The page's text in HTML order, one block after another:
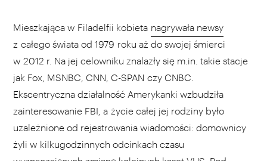
Mieszkająca w Filadelfii kobieta nagrywała newsy
z całego świata od 1979 roku aż do swojej śmierci
w 2012 r. Na jej celowniku znalazły się m.in. takie stacje
jak Fox, MSNBC, CNN, C-SPAN czy CNBC.
Ekscentryczna działalność Amerykanki wzbudziła
zainteresowanie FBI, a życie całej jej rodziny było
uzależnione od rejestrowania wiadomości: domownicy
żyli w kilkugodzinnych odcinkach czasu